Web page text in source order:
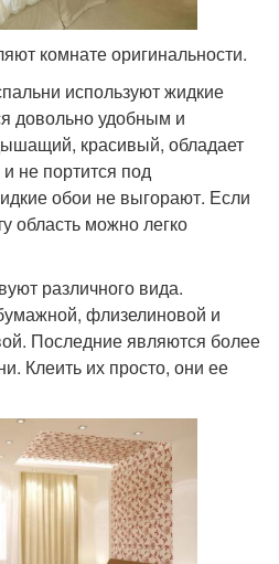
комнате оригинальности.
используют жидкие
довольно удобным и
красивый, обладает
не портится под
обои не выгорают. Если
область можно легко
различного вида.
флизелиновой и
Последние являются более
Клеить их просто, они ее